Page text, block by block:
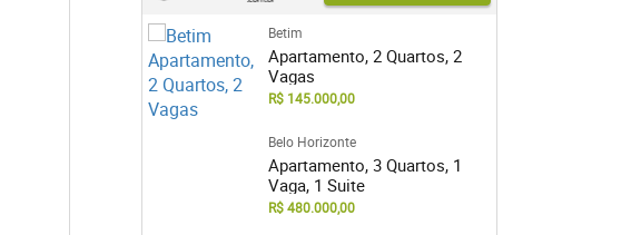
Betim
Apartamento, 2 Quartos, 2
Vagas
R$ 145.000,00
Belo Horizonte
Apartamento, 3 Quartos, 1
Vaga, 1 Suite
R$ 480.000,00